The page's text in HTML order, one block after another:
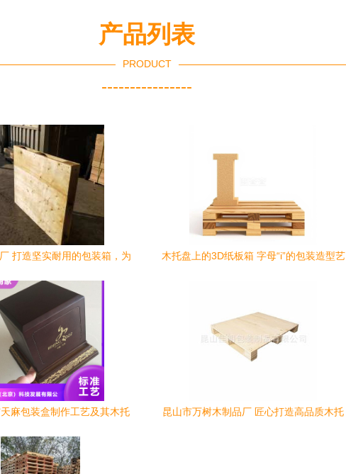
产品列表
PRODUCT
----------------
打造坚实耐用的包装箱，为
木托盘上的3D纸板箱 字母“i”的包装造型艺
麻包装盒制作工艺及其木托
昆山市万树木制品厂 匠心打造高品质木托